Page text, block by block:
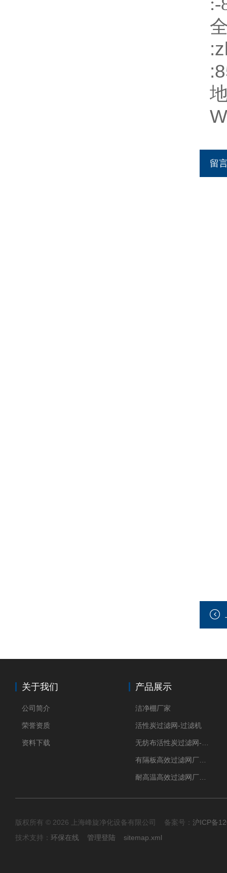
:
留
关于我们
公司简介
荣誉资质
资料下载
产品展示
洁净棚厂家
活性炭过滤网-过滤机
版权所有 © 2026 上海峰旋净化设备有限公司 备案号： 沪ICP备
技术支持： 环保在线 管理登陆 sitemap.xml